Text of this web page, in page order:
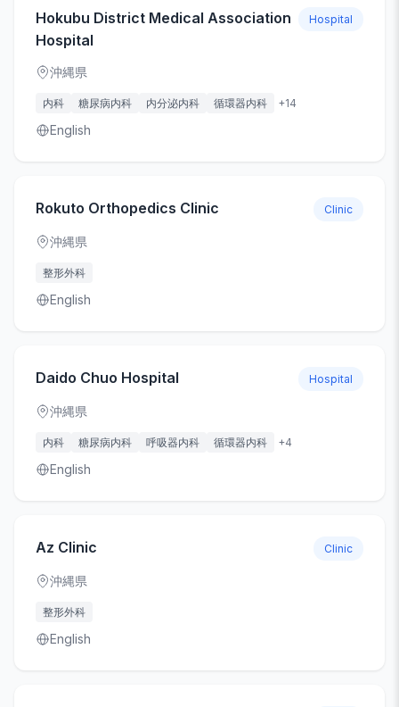
Hokubu District Medical Association
Hospital
Hospital
沖縄県
内科 糖尿病内科 内分泌内科 循環器内科 +14
English
Rokuto Orthopedics Clinic Clinic
沖縄県
整形外科
English
Daido Chuo Hospital Hospital
沖縄県
内科 糖尿病内科 呼吸器内科 循環器内科 +4
English
Az Clinic Clinic
沖縄県
整形外科
English